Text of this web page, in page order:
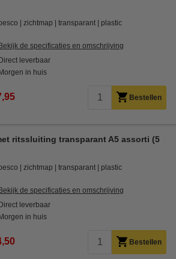
zichtmap transparant plastic
Bekijk de specificaties en omschrijving
Direct leverbaar
Morgen in huis
Bestellen
ritssluiting transparant A5 assorti (5
zichtmap transparant plastic
Bekijk de specificaties en omschrijving
Direct leverbaar
Morgen in huis
Bestellen